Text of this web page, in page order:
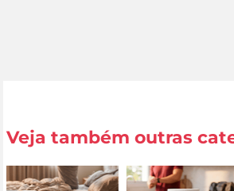
Veja também outras